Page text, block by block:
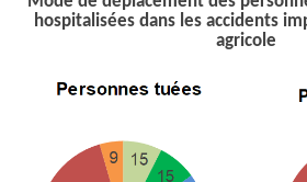
hospitalisées dans les accidents
agricole